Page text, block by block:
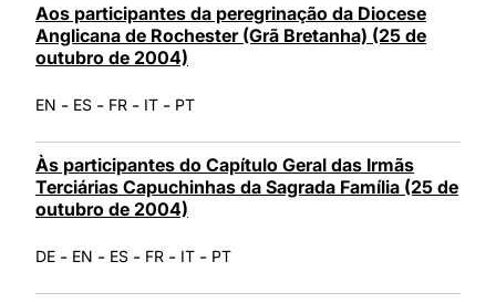
Aos participantes da peregrinação da Diocese
Anglicana de Rochester (Grã Bretanha) (25 de
outubro de 2004)
EN - ES - FR - IT - PT
Às participantes do Capítulo Geral das Irmãs
Terciárias Capuchinhas da Sagrada Família (25 de
outubro de 2004)
DE - EN - ES - FR - IT - PT